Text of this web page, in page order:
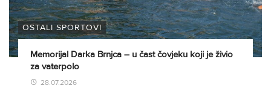
OSTALI SPORTOVI
Memorijal Darka Brnjca – u čast čovjeku koji je živio
za vaterpolo
28.07.2026